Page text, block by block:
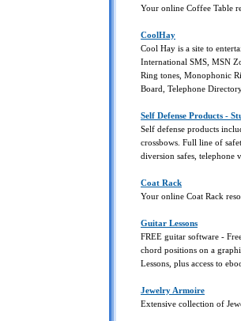
Your online Coffee Table
CoolHay
Cool Hay is a site to
International SMS, MSN
Ring tones, Monophonic
Board, Telephone
Self Defense Products -
Self defense products
crossbows. Full line of
diversion safes, telephone
Coat Rack
Your online Coat Rack
Guitar Lessons
FREE guitar software -
chord positions on a
Lessons, plus access to
Jewelry Armoire
Extensive collection of